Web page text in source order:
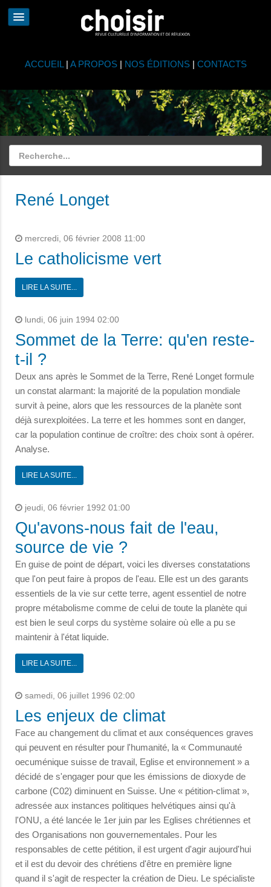
ACCUEIL | A PROPOS| NOS ÉDITIONS| CONTACTS
René Longet
mercredi, 06 février 2008 11:00
Le catholicisme vert
LIRE LA SUITE...
lundi, 06 juin 1994 02:00
Sommet de la Terre: qu'en reste-
t-il ?
Deux ans après le Sommet de la Terre, René Longet formule
un constat alarmant: la majorité de la population mondiale
survit à peine, alors que les ressources de la planète sont
déjà surexploitées. La terre et les hommes sont en danger,
car la population continue de croître: des choix sont à opérer.
Analyse.
LIRE LA SUITE...
jeudi, 06 février 1992 01:00
Qu'avons-nous fait de l'eau,
source de vie ?
En guise de point de départ, voici les diverses constatations
que l'on peut faire à propos de l'eau. Elle est un des garants
essentiels de la vie sur cette terre, agent essentiel de notre
propre métabolisme comme de celui de toute la planète qui
est bien le seul corps du système solaire où elle a pu se
maintenir à l'état liquide.
LIRE LA SUITE...
samedi, 06 juillet 1996 02:00
Les enjeux de climat
Face au changement du climat et aux conséquences graves
qui peuvent en résulter pour l'humanité, la « Communauté
oecuménique suisse de travail, Eglise et environnement » a
décidé de s'engager pour que les émissions de dioxyde de
carbone (C02) diminuent en Suisse. Une « pétition-climat »,
adressée aux instances politiques helvétiques ainsi qu'à
l'ONU, a été lancée le 1er juin par les Eglises chrétiennes et
des Organisations non gouvernementales. Pour les
responsables de cette pétition, il est urgent d'agir aujourd'hui
et il est du devoir des chrétiens d'être en première ligne
quand il s'agit de respecter la création de Dieu. Le spécialiste